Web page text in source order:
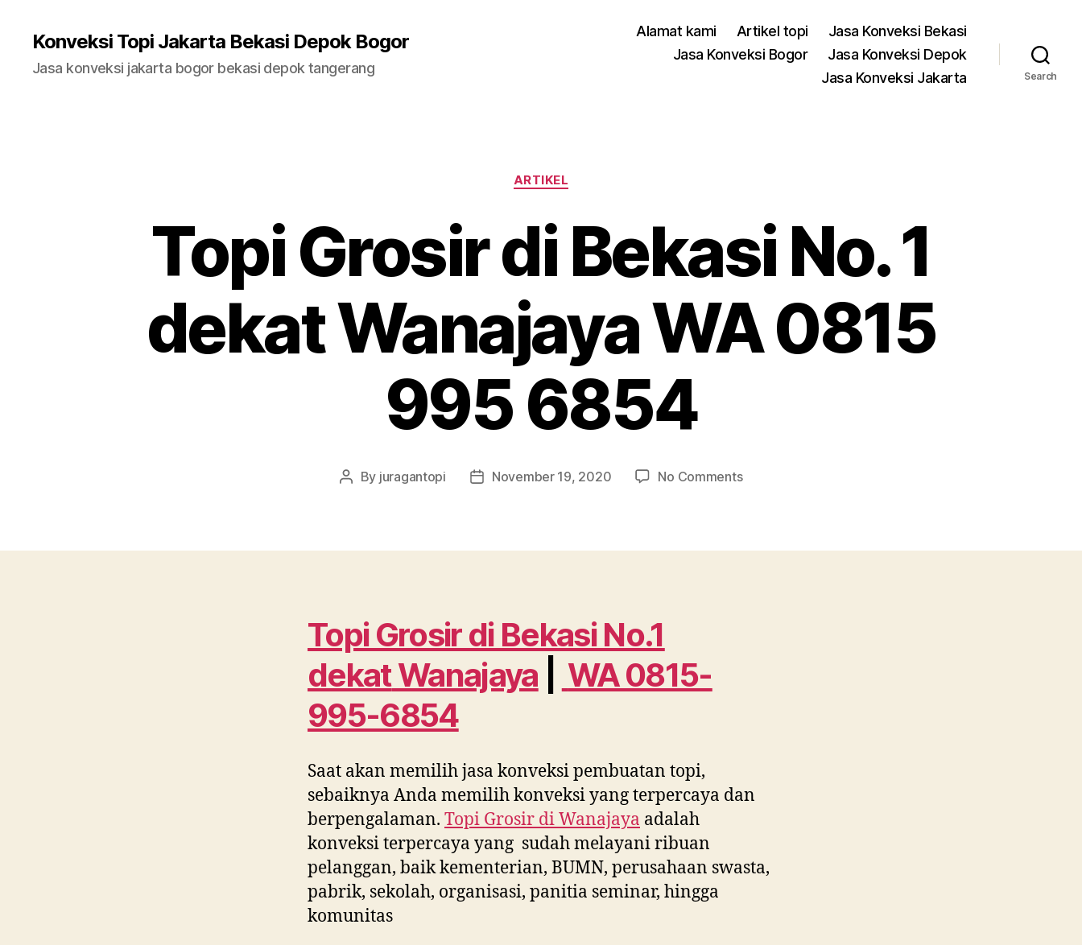
Konveksi Topi Jakarta Bekasi Depok Bogor
Jasa konveksi jakarta bogor bekasi depok tangerang
Alamat kami Artikel topi
Jasa Konveksi Bekasi
Jasa Konveksi Bogor
Jasa Konveksi Depok
Jasa Konveksi Jakarta
Search
Categories
ARTIKEL
Topi Grosir di Bekasi No. 1
dekat Wanajaya WA 0815
995 6854
Post
By juragantopi
PostNovember 19, 2020 No Commentson
Bekasi
Topi Grosir di Bekasi No.1
dekatWanajaya
WA 0815-
995-6854
Saat akan memilih jasa konveksi pembuatan topi,
sebaiknya Anda memilih konveksi yang terpercaya dan
berpengalaman. Topi Grosir diWanajaya adalah
konveksi terpercaya yang sudah melayani ribuan
pelanggan, baik kementerian, BUMN, perusahaan swasta,
pabrik, sekolah, organisasi, panitia seminar, hingga
komunitas